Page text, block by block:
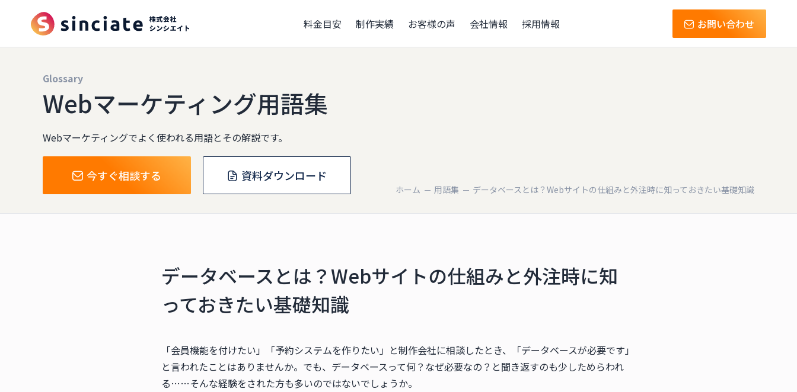
料金目安 制作実績 お客様の声 会社情報 採用情報 お問い合わせ
Glossary
Webマーケティング用語集
Webマーケティングでよく使われる用語とその解説です。
今すぐ相談する 資料ダウンロード
ホーム 用語集 データベースとは？Webサイトの仕組みと外注時に知っておきたい基礎知識
データベースとは？Webサイトの仕組みと外注時に知
っておきたい基礎知識
「会員機能を付けたい」「予約システムを作りたい」と制作会社に相談したとき、「データベースが必要です」
と言われたことはありませんか。でも、データベースって何？なぜ必要なの？と聞き返すのも少しためらわれ
る……そんな経験をされた方も多いのではないでしょうか。